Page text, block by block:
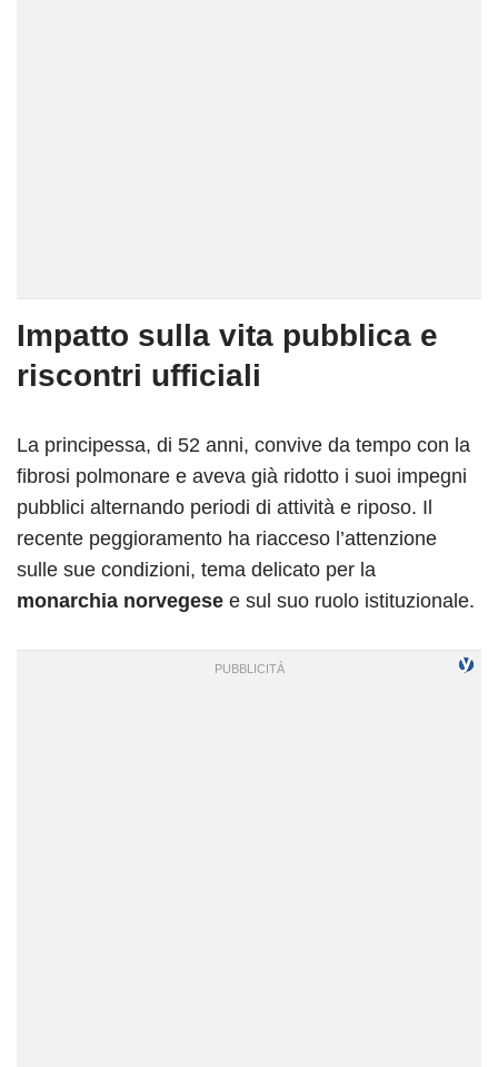
Impatto sulla vita pubblica e
riscontri ufficiali
La principessa, di 52 anni, convive da tempo con la
fibrosi polmonare e aveva già ridotto i suoi impegni
pubblici alternando periodi di attività e riposo. Il
recente peggioramento ha riacceso l’attenzione
sulle sue condizioni, tema delicato per la
monarchia norvegese e sul suo ruolo istituzionale.